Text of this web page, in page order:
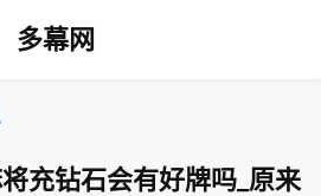
多幕网
充钻石会有好牌吗_原来